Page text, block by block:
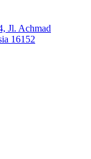
Jl. Achmad
16152